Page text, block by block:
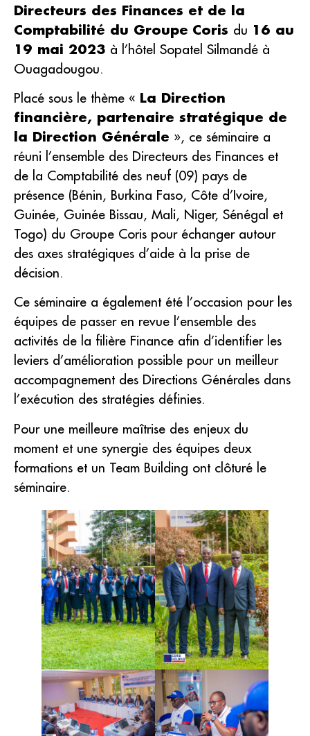
Directeurs des Finances et de la
Comptabilité du Groupe Coris du 16 au
19 mai 2023 à l’hôtel Sopatel Silmandé à
Ouagadougou.
Placé sous le thème « La Direction
financière, partenaire stratégique de
la Direction Générale », ce séminaire a
réuni l’ensemble des Directeurs des Finances et
de la Comptabilité des neuf (09) pays de
présence (Bénin, Burkina Faso, Côte d’Ivoire,
Guinée, Guinée Bissau, Mali, Niger, Sénégal et
Togo) du Groupe Coris pour échanger autour
des axes stratégiques d’aide à la prise de
décision.
Ce séminaire a également été l’occasion pour les
équipes de passer en revue l’ensemble des
activités de la filière Finance afin d’identifier les
leviers d’amélioration possible pour un meilleur
accompagnement des Directions Générales dans
l’exécution des stratégies définies.
Pour une meilleure maîtrise des enjeux du
moment et une synergie des équipes deux
formations et un Team Building ont clôturé le
séminaire.